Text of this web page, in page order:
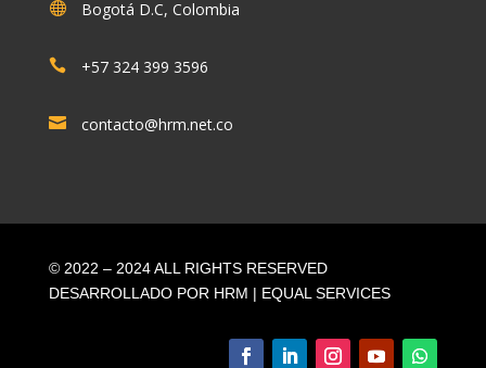
 Bogotá D.C, Colombia
 +57 324 399 3596
 contacto@hrm.net.co
© 2022 – 2024 ALL RIGHTS RESERVED​
DESARROLLADO POR HRM | EQUAL SERVICES